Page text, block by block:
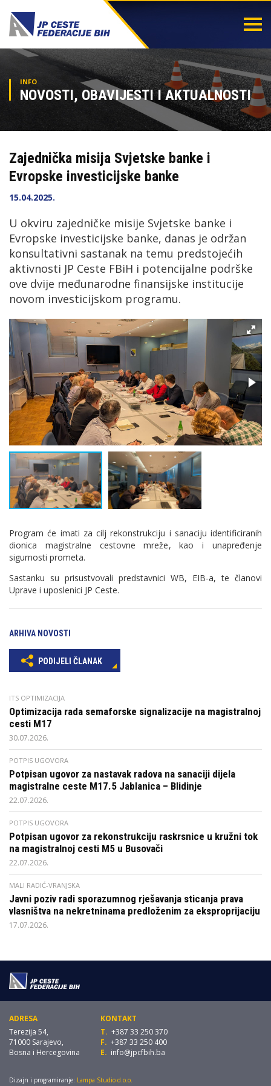
INFO
NOVOSTI, OBAVIJESTI I AKTUALNOSTI
Zajednička misija Svjetske banke i
Evropske investicijske banke
15.04.2025.
U okviru zajedničke misije Svjetske banke i
Evropske investicijske banke, danas je održan
konsultativni sastanak na temu predstojećih
aktivnosti JP Ceste FBiH i potencijalne podrške
ove dvije međunarodne finansijske institucije
novom investicijskom programu.
Program će imati za cilj rekonstrukciju i sanaciju identificiranih
dionica magistralne cestovne mreže, kao i unapređenje
sigurnosti prometa.
Sastanku su prisustvovali predstavnici WB, EIB-a, te članovi
Uprave i uposlenici JP Ceste.
ARHIVA NOVOSTI
PODIJELI ČLANAK
ITS OPTIMIZACIJA
Optimizacija rada semaforske signalizacije na magistralnoj
cesti M17
30.07.2026.
POTPIS UGOVORA
Potpisan ugovor za nastavak radova na sanaciji dijela
magistralne ceste M17.5 Jablanica – Blidinje
22.07.2026.
POTPIS UGOVORA
Potpisan ugovor za rekonstrukciju raskrsnice u kružni tok
na magistralnoj cesti M5 u Busovači
22.07.2026.
MALI RADIĆ-VRANJSKA
Javni poziv radi sporazumnog rješavanja sticanja prava
vlasništva na nekretninama predloženim za eksproprijaciju
17.07.2026.
ADRESA
Terezija 54,
71000 Sarajevo,
Bosna i Hercegovina
KONTAKT
T. +387 33 250 370
F. +387 33 250 400
E. info@jpcfbih.ba
Dizajn i programiranje: Lampa Studio d.o.o.